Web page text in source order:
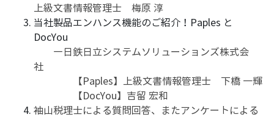
上級文書情報管理士 梅原 淳
当社製品エンハンス機能のご紹介！Paples と
DocYou
―日鉄日立システムソリューションズ株式会
社
【Paples】上級文書情報管理士 下橋 一輝
【DocYou】吉留 宏和
袖山税理士による質問回答、またアンケートによる